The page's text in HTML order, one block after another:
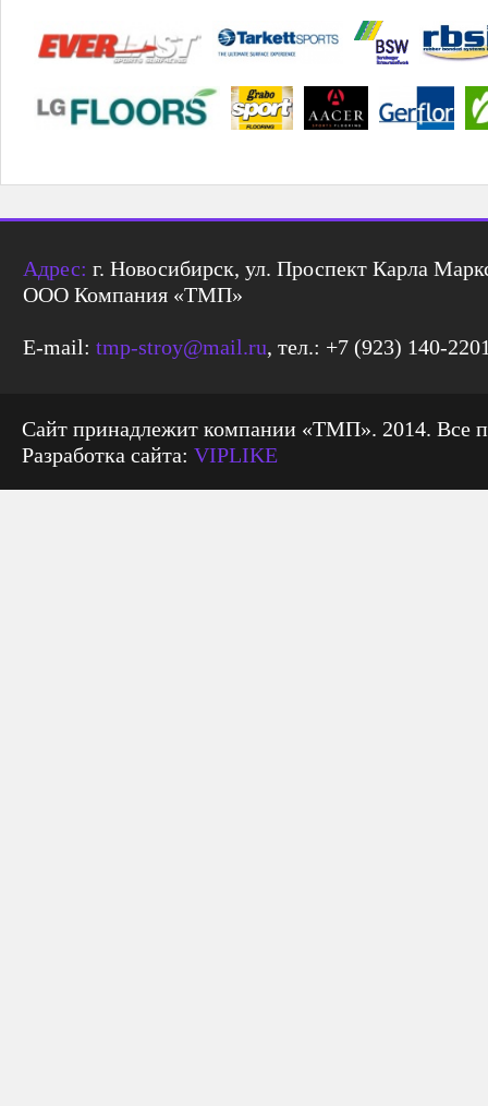
Адрес: г. Новосибирск, ул. Проспект Карла
ООО Компания «ТМП»
E-mail: tmp-stroy@mail.ru, тел.: +7 (923) 140-
Сайт принадлежит компании «ТМП». 2014. Все
Разработка сайта: VIPLIKE